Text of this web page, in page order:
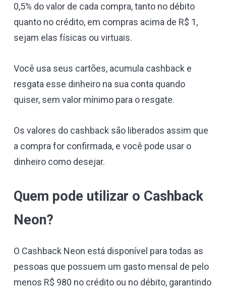
0,5% do valor de cada compra, tanto no débito
quanto no crédito, em compras acima de R$ 1,
sejam elas físicas ou virtuais.
Você usa seus cartões, acumula cashback e
resgata esse dinheiro na sua conta quando
quiser, sem valor mínimo para o resgate.
Os valores do cashback são liberados assim que
a compra for confirmada, e você pode usar o
dinheiro como desejar.
Quem pode utilizar o Cashback
Neon?
O Cashback Neon está disponível para todas as
pessoas que possuem um gasto mensal de pelo
menos R$ 980 no crédito ou no débito, garantindo